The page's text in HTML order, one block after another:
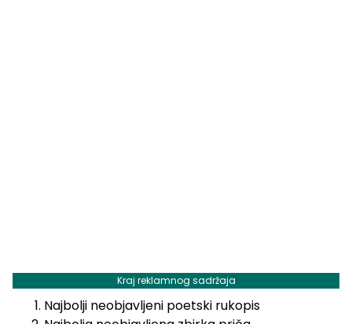
Kraj reklamnog sadržaja
Najbolji neobjavljeni poetski rukopis